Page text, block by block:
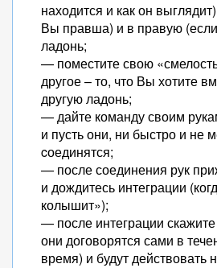
находится и как он
Вы правша) и в правую
ладонь;
— поместите свою
другое – то, что Вы хотите
другую ладонь;
— дайте команду своим
и пусть они, ни быстро и не
cоединятся;
— после соединения рук
и дождитесь интеграции
колышит»);
— после интеграции
они договорятся сами в
время) и будут действовать